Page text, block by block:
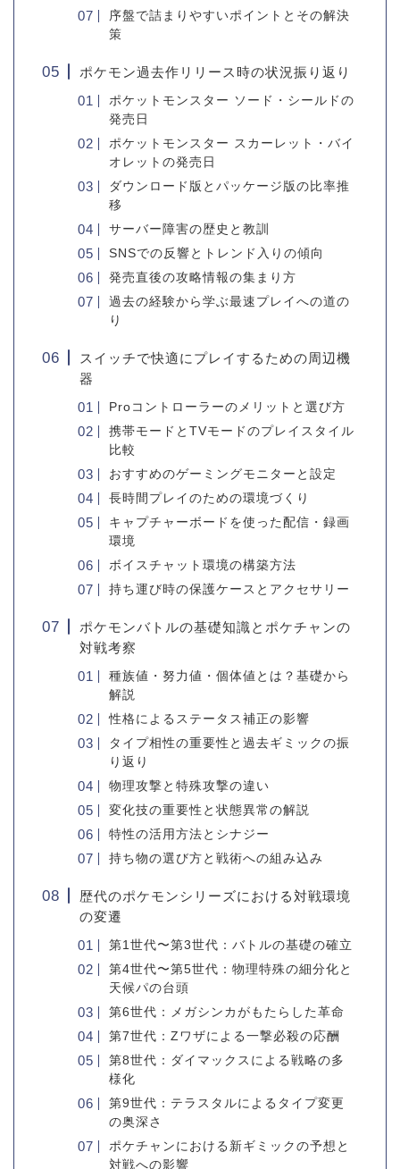
序盤で詰まりやすいポイントとその解決
策
ポケモン過去作リリース時の状況振り返り
ポケットモンスター ソード・シールドの
発売日
ポケットモンスター スカーレット・バイ
オレットの発売日
ダウンロード版とパッケージ版の比率推
移
サーバー障害の歴史と教訓
SNSでの反響とトレンド入りの傾向
発売直後の攻略情報の集まり方
過去の経験から学ぶ最速プレイへの道の
り
スイッチで快適にプレイするための周辺機
器
Proコントローラーのメリットと選び方
携帯モードとTVモードのプレイスタイル
比較
おすすめのゲーミングモニターと設定
長時間プレイのための環境づくり
キャプチャーボードを使った配信・録画
環境
ボイスチャット環境の構築方法
持ち運び時の保護ケースとアクセサリー
ポケモンバトルの基礎知識とポケチャンの
対戦考察
種族値・努力値・個体値とは？基礎から
解説
性格によるステータス補正の影響
タイプ相性の重要性と過去ギミックの振
り返り
物理攻撃と特殊攻撃の違い
変化技の重要性と状態異常の解説
特性の活用方法とシナジー
持ち物の選び方と戦術への組み込み
歴代のポケモンシリーズにおける対戦環境
の変遷
第1世代〜第3世代：バトルの基礎の確立
第4世代〜第5世代：物理特殊の細分化と
天候パの台頭
第6世代：メガシンカがもたらした革命
第7世代：Zワザによる一撃必殺の応酬
第8世代：ダイマックスによる戦略の多
様化
第9世代：テラスタルによるタイプ変更
の奥深さ
ポケチャンにおける新ギミックの予想と
対戦への影響